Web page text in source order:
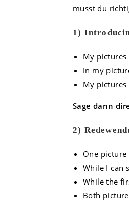
musst du
1)
My
In my
My
Sage dann
2)
One
While I can
While the
Both